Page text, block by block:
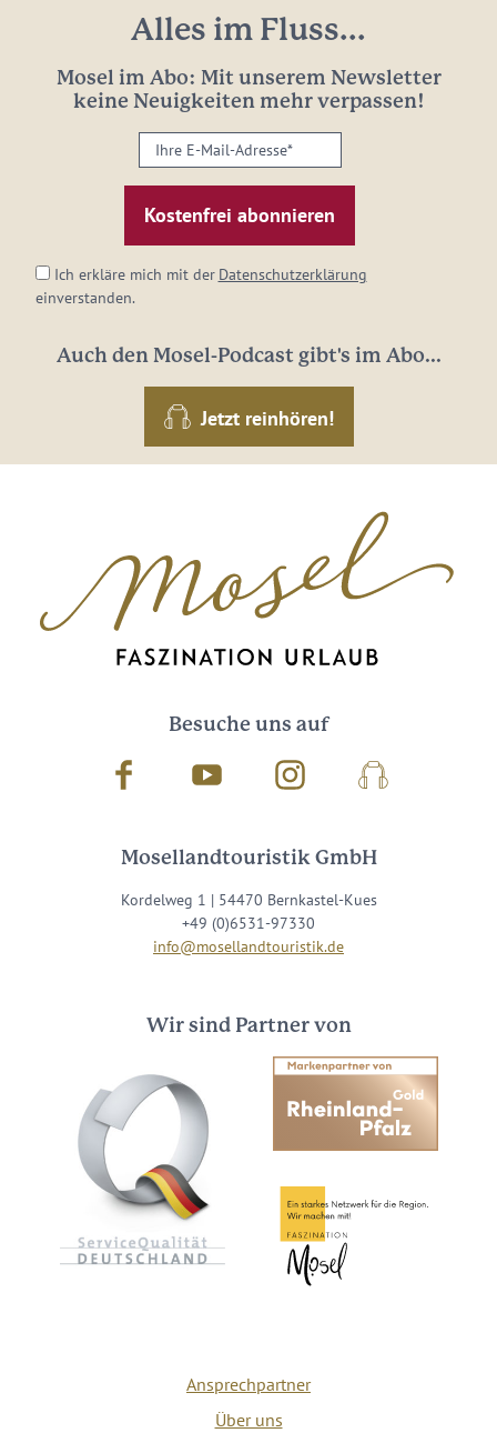
Alles im Fluss...
Mosel im Abo: Mit unserem Newsletter
keine Neuigkeiten mehr verpassen!
Ihre
E-
Mail-
Adresse:
Ich erkläre mich mit der Datenschutzerklärung
einverstanden.
Auch den Mosel-Podcast gibt's im Abo...
Jetzt reinhören!
Besuche uns auf
Facebook Youtube InstagramPodcast
Mosellandtouristik GmbH
Kordelweg 1 | 54470 Bernkastel-Kues
+49 (0)6531-97330
info@mosellandtouristik.de
Wir sind Partner von
Ansprechpartner
Über uns